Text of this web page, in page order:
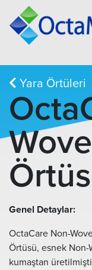
Yara Örtüleri
Genel Detaylar:
OctaCare Non-
Örtüsü, esnek Non-
kumaştan